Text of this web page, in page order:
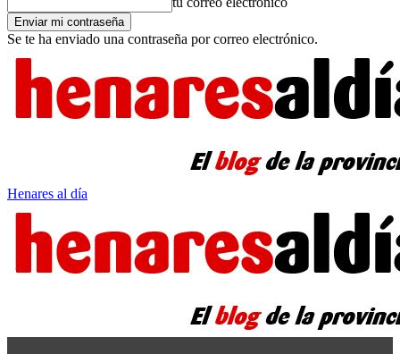
Se te ha enviado una contraseña por correo electrónico.
Henares al día